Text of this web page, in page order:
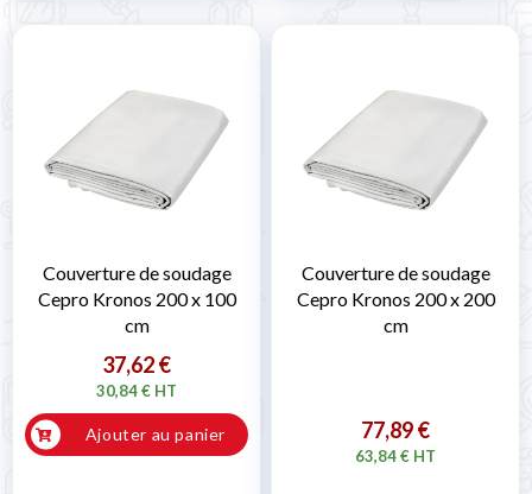
Couverture de soudage
Cepro Kronos 200 x 100
cm
37,62 €
30,84 € HT
Ajouter au panier
Couverture de soudage
Cepro Kronos 200 x 200
cm
77,89 €
63,84 € HT